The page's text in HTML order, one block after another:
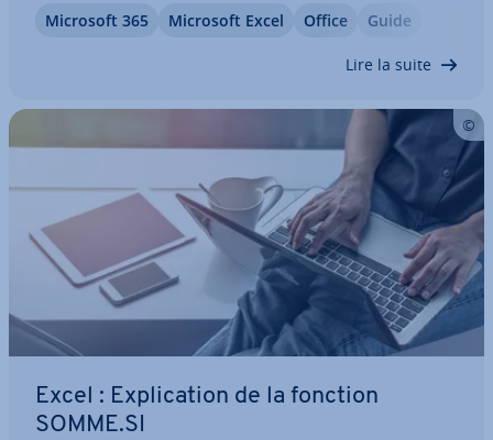
dia­grammes, struc­tu­rer vos tableaux et illustrer
Microsoft 365 Microsoft Excel Office Guide
Lire la suite
Excel : Ex­pli­ca­tion de la fonction
SOMME.SI